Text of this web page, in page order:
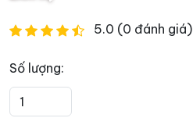
5.0 (0 đánh giá)
Số lượng: